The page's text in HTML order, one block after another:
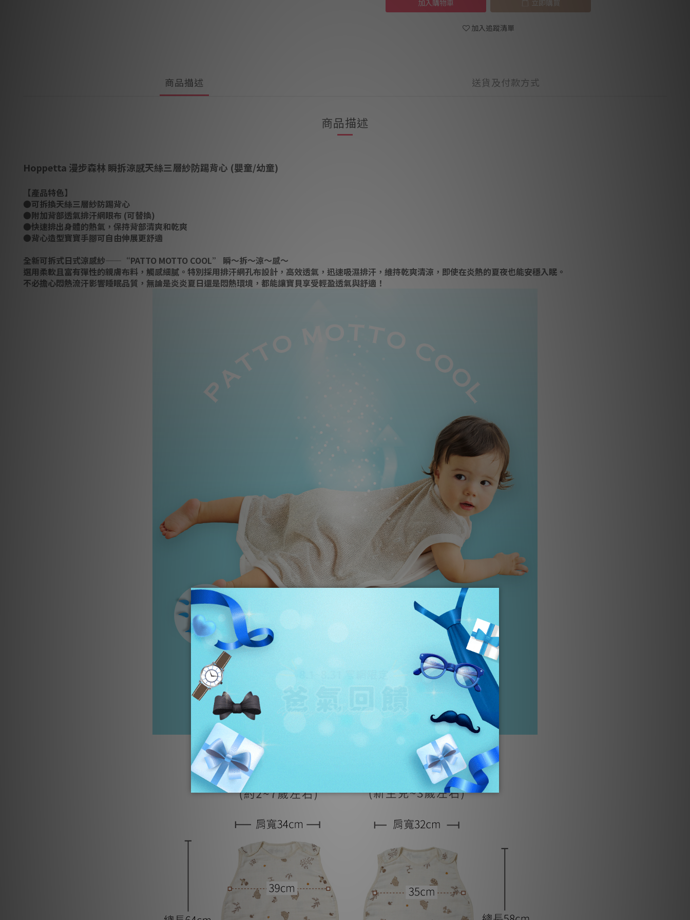
加入購物車 立即購買
加入追蹤清單
商品描述 送貨及付款方式
商品描述
Hoppetta 漫步森林 瞬拆涼感天絲三層紗防踢背心 (嬰童/幼童)
【產品特色】
●可拆換天絲三層紗防踢背心
●附加背部透氣排汗網眼布 (可替換)
●快速排出身體的熱氣，保持背部清爽和乾爽
●背心造型寶寶手腳可自由伸展更舒適
全新可拆式日式涼感紗——“PATTO MOTTO COOL” 瞬～拆～涼～感～
選用柔軟且富有彈性的親膚布料，觸感細膩。特別採用排汗網孔布設計，高效透氣，迅速吸濕排汗，維持乾爽清涼，即使在炎熱的夏夜也能安穩入眠。
不必擔心悶熱流汗影響睡眠品質，無論是炎炎夏日還是悶熱環境，都能讓寶貝享受輕盈透氣與舒適！